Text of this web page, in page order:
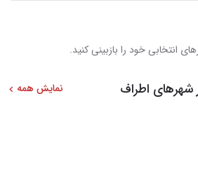
انتخابی خود را بازبینی کنید.
شهرهای اطراف نمایش همه